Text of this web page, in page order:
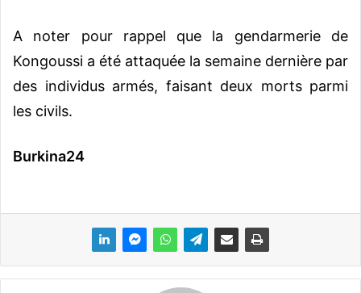
A noter pour rappel que la gendarmerie de
Kongoussi a été attaquée la semaine dernière par
des individus armés, faisant deux morts parmi
les civils.
Burkina24